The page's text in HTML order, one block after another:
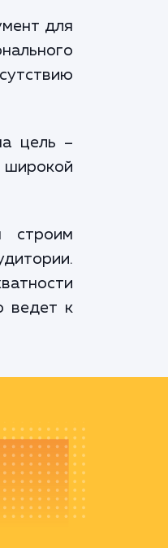
для
цель –
строим
ведет к